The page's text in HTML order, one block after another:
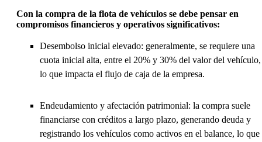
Con la compra de la flota de vehículos se debe pensar en
compromisos financieros y operativos significativos:
Desembolso inicial elevado: generalmente, se requiere una
cuota inicial alta, entre el 20% y 30% del valor del vehículo,
lo que impacta el flujo de caja de la empresa.
Endeudamiento y afectación patrimonial: la compra suele
financiarse con créditos a largo plazo, generando deuda y
registrando los vehículos como activos en el balance, lo que